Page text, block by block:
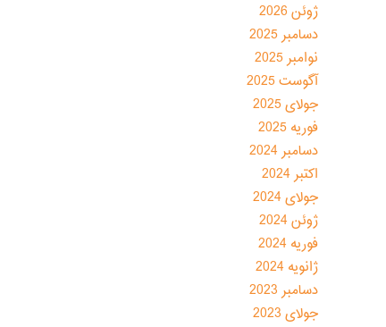
ژوئن 2026
دسامبر 2025
نوامبر 2025
آگوست 2025
جولای 2025
فوریه 2025
دسامبر 2024
اکتبر 2024
جولای 2024
ژوئن 2024
فوریه 2024
ژانویه 2024
دسامبر 2023
جولای 2023